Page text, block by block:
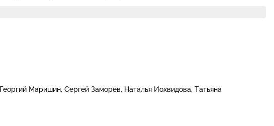
Георгий Маришин Сергей Заморев Наталья Иохвидова Татьяна